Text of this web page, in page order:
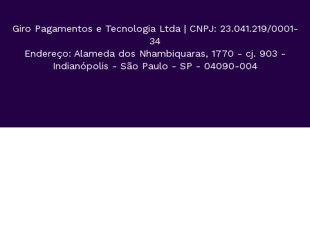
Giro Pagamentos e Tecnologia Ltda | CNPJ: 23.041.219/0001-
34
Endereço: Alameda dos Nhambiquaras, 1770 - cj. 903 -
Indianópolis - São Paulo - SP - 04090-004